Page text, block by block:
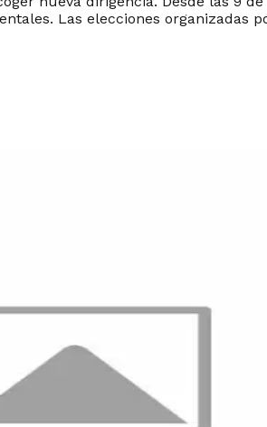
Las elecciones organizadas